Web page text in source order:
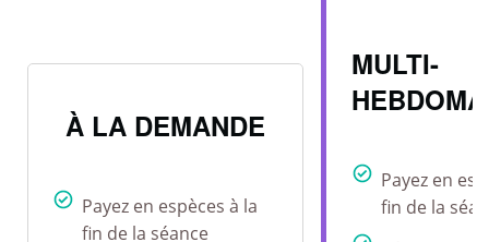
MULTI-
Payez en
fin de la
À LA DEMANDE
Payez en espèces à la
fin de la séance